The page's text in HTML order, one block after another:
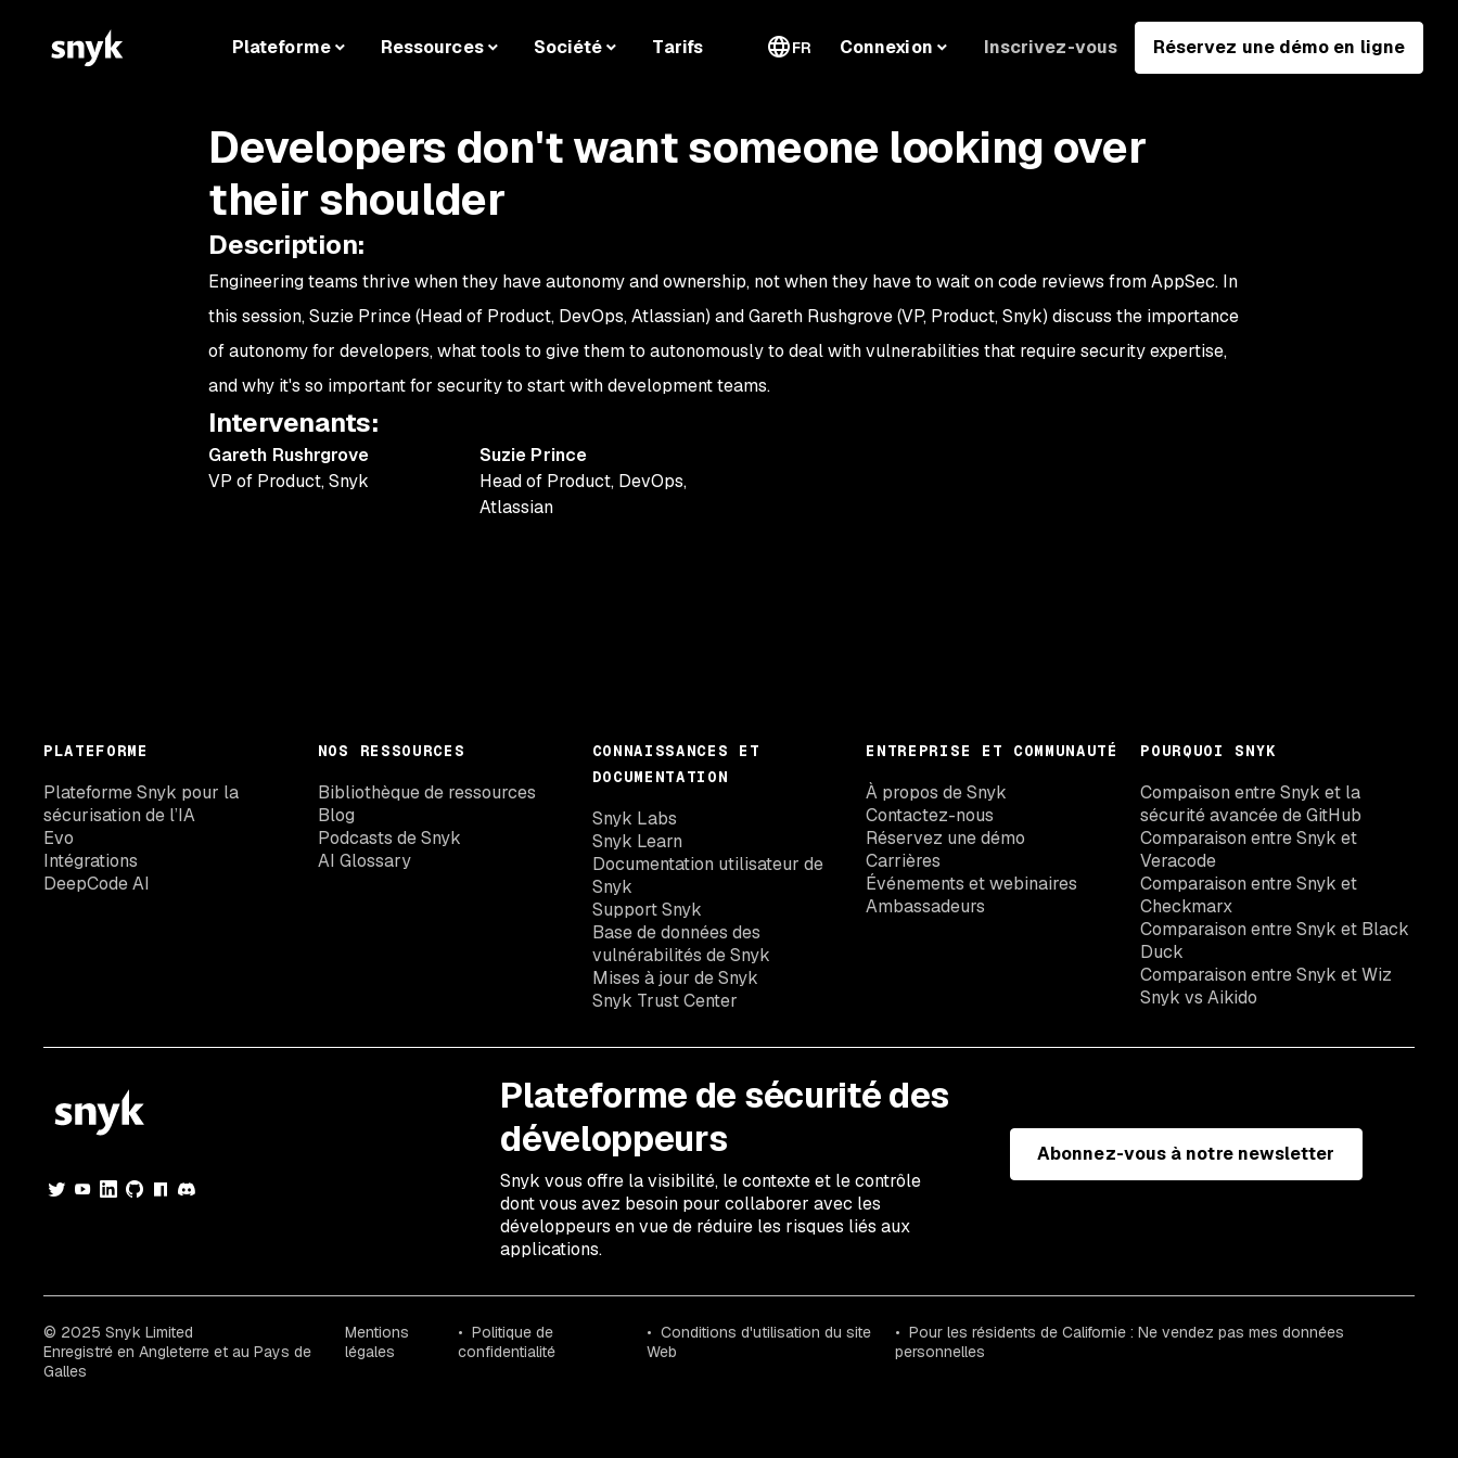
Plateforme Ressources Société Tarifs FR Connexion Inscrivez-vous Réservez une démo en ligne
Developers don't want someone looking over
their shoulder
Description:
Engineering teams thrive when they have autonomy and ownership, not when they have to wait on code reviews from AppSec. In
this session, Suzie Prince (Head of Product, DevOps, Atlassian) and Gareth Rushgrove (VP, Product, Snyk) discuss the importance
of autonomy for developers, what tools to give them to autonomously to deal with vulnerabilities that require security expertise,
and why it's so important for security to start with development teams.
Intervenants:
Gareth Rushrgrove
VP of Product,Snyk
Suzie Prince
Head of Product, DevOps,
Atlassian
PLATEFORME
Plateforme Snyk pour la
sécurisation de l’IA
Evo
Intégrations
DeepCode AI
NOS RESSOURCES
Bibliothèque de ressources
Blog
Podcasts de Snyk
AI Glossary
CONNAISSANCES ET
DOCUMENTATION
Snyk Labs
Snyk Learn
Documentation utilisateur de
Snyk
Support Snyk
Base de données des
vulnérabilités de Snyk
Mises à jour de Snyk
Snyk Trust Center
ENTREPRISE ET COMMUNAUTÉ
À propos de Snyk
Contactez-nous
Réservez une démo
Carrières
Événements et webinaires
Ambassadeurs
POURQUOI SNYK
Compaison entre Snyk et la
sécurité avancée de GitHub
Comparaison entre Snyk et
Veracode
Comparaison entre Snyk et
Checkmarx
Comparaison entre Snyk et Black
Duck
Comparaison entre Snyk et Wiz
Snyk vs Aikido
Plateforme de sécurité des
développeurs
Snyk vous offre la visibilité, le contexte et le contrôle
dont vous avez besoin pour collaborer avec les
développeurs en vue de réduire les risques liés aux
applications.
Abonnez-vous à notre newsletter
© 2025 Snyk Limited
Enregistré en Angleterre et au Pays de
Galles
Mentions
légales
Politique de
confidentialité
Conditions d'utilisation du site
Web
Pour les résidents de Californie : Ne vendez pas mes données
personnelles